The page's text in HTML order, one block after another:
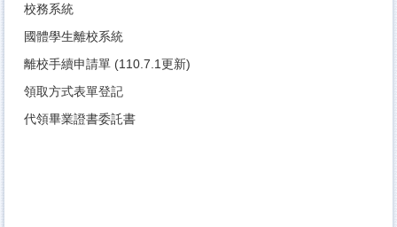
校務系統
國體學生離校系統
離校手續申請單 (110.7.1更新)
領取方式表單登記
代領畢業證書委託書